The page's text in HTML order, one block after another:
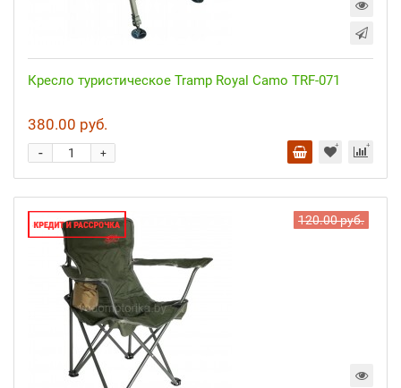
Кресло туристическое Tramp Royal Camo TRF-071
380.00 руб.
+
-
120.00 руб.